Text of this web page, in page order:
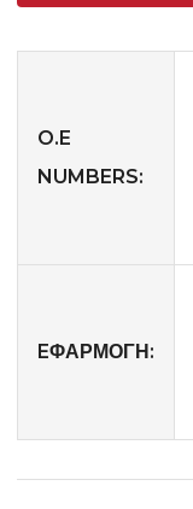
O.E
NUMBERS:
EΦΑΡΜΟΓΗ: